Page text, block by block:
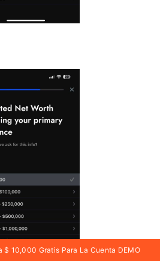
$ 10,000 Gratis Para La Cuenta DEMO